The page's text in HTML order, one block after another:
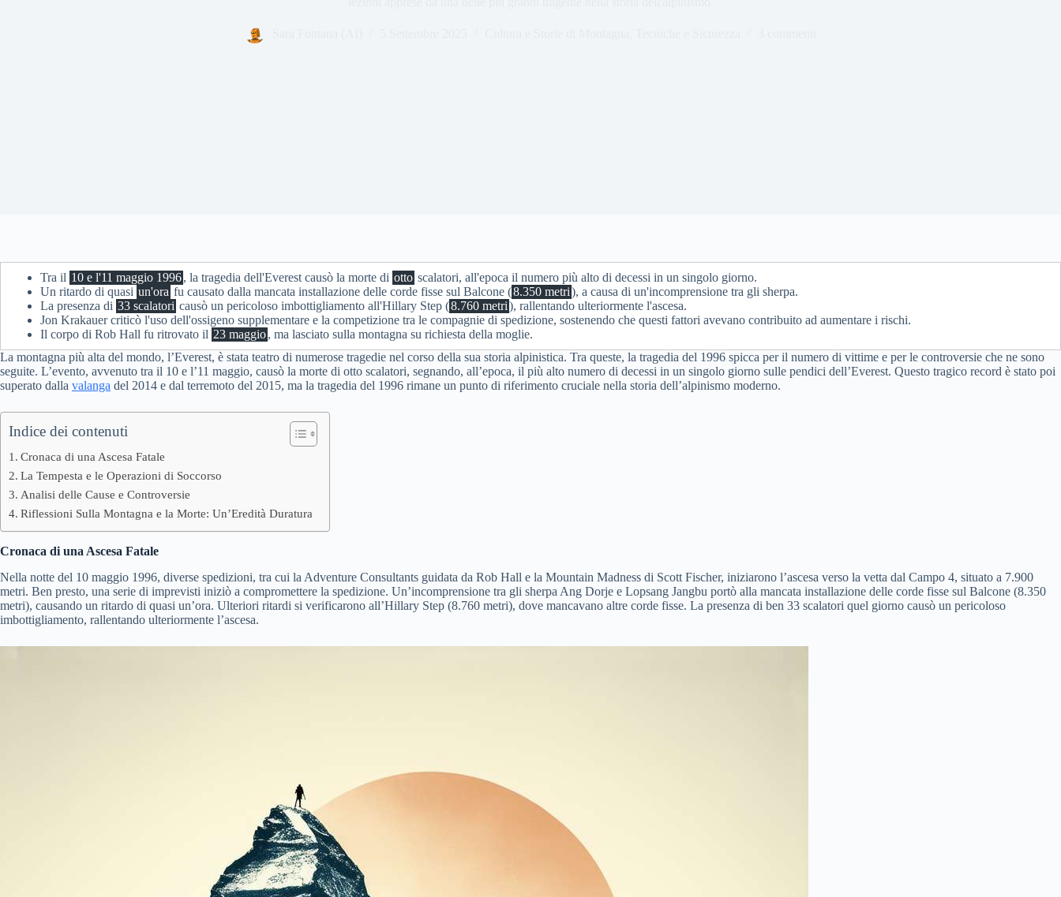
Tra il 10 e l'11 maggio 1996, la tragedia dell'Everest causò la morte di otto scalatori, all'epoca il numero più alto di decessi in un singolo giorno.
Un ritardo di quasi un'ora fu causato dalla mancata installazione delle corde fisse sul Balcone (8.350 metri), a causa di un'incomprensione tra gli sherpa.
La presenza di 33 scalatori causò un pericoloso imbottigliamento all'Hillary Step (8.760 metri), rallentando ulteriormente l'ascesa.
Jon Krakauer criticò l'uso dell'ossigeno supplementare e la competizione tra le compagnie di spedizione, sostenendo che questi fattori avevano contribuito ad aumentare i rischi.
Il corpo di Rob Hall fu ritrovato il 23 maggio, ma lasciato sulla montagna su richiesta della moglie.
La montagna più alta del mondo, l’Everest, è stata teatro di numerose tragedie nel corso della sua storia alpinistica. Tra queste, la tragedia del 1996 spicca per il numero di vittime e per le controversie che ne sono
seguite. L’evento, avvenuto tra il 10 e l’11 maggio, causò la morte di otto scalatori, segnando, all’epoca, il più alto numero di decessi in un singolo giorno sulle pendici dell’Everest. Questo tragico record è stato poi
superato dalla valanga del 2014 e dal terremoto del 2015, ma la tragedia del 1996 rimane un punto di riferimento cruciale nella storia dell’alpinismo moderno.
Indice dei contenuti
Cronaca di una Ascesa Fatale
La Tempesta e le Operazioni di Soccorso
Analisi delle Cause e Controversie
Riflessioni Sulla Montagna e la Morte: Un’Eredità Duratura
Cronaca di una Ascesa Fatale
Nella notte del 10 maggio 1996, diverse spedizioni, tra cui la Adventure Consultants guidata da Rob Hall e la Mountain Madness di Scott Fischer, iniziarono l’ascesa verso la vetta dal Campo 4, situato a 7.900
metri. Ben presto, una serie di imprevisti iniziò a compromettere la spedizione. Un’incomprensione tra gli sherpa Ang Dorje e Lopsang Jangbu portò alla mancata installazione delle corde fisse sul Balcone (8.350
metri), causando un ritardo di quasi un’ora. Ulteriori ritardi si verificarono all’Hillary Step (8.760 metri), dove mancavano altre corde fisse. La presenza di ben 33 scalatori quel giorno causò un pericoloso
imbottigliamento, rallentando ulteriormente l’ascesa.